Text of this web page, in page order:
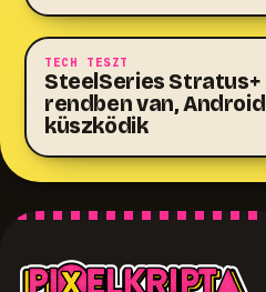
TECH TESZT
SteelSeries Stratus+
rendben van,
küszködik